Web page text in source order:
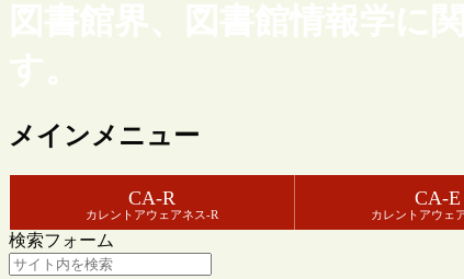
図書館界、図書館情報学に
す。
メインメニュー
CA-R
カレントアウェアネス-R
CA-E
カレントアウェ
検索フォーム